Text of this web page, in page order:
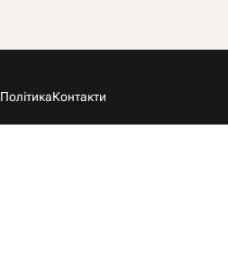
ПолітикаКонтакти